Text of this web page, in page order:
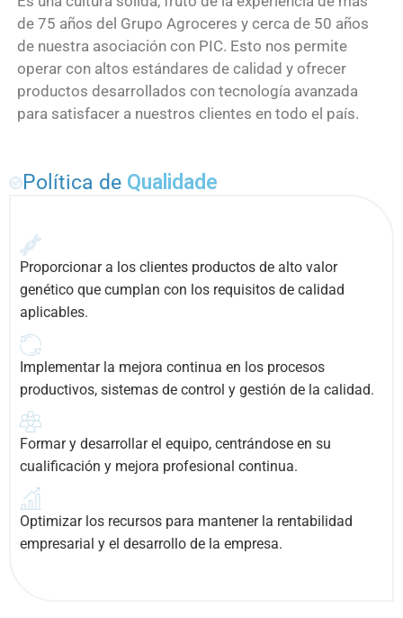
de 75 años del Grupo Agroceres y cerca de 50 años
de nuestra asociación con PIC. Esto nos permite
operar con altos estándares de calidad y ofrecer
productos desarrollados con tecnología avanzada
para satisfacer a nuestros clientes en todo el país.
Política de Qualidade
Proporcionar a los clientes productos de alto valor
genético que cumplan con los requisitos de calidad
aplicables.
Implementar la mejora continua en los procesos
productivos, sistemas de control y gestión de la calidad.
Formar y desarrollar el equipo, centrándose en su
cualificación y mejora profesional continua.
Optimizar los recursos para mantener la rentabilidad
empresarial y el desarrollo de la empresa.